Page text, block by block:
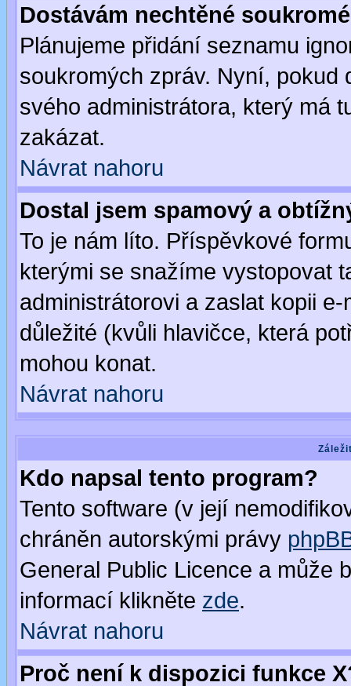
Dostávám nechtěné
Plánujeme přidání seznamu
soukromých zpráv. Nyní, pokud
svého administrátora, který má
zakázat.
Návrat nahoru
Dostal jsem spamový a
To je nám líto. Příspěvkové
kterými se snažíme vystopovat
administrátorovi a zaslat kopii
důležité (kvůli hlavičce, která
mohou konat.
Návrat nahoru
Kdo napsal tento program?
Tento software (v její
chráněn autorskými právy
General Public Licence a může
informací klikněte zde.
Návrat nahoru
Proč není k dispozici funkce